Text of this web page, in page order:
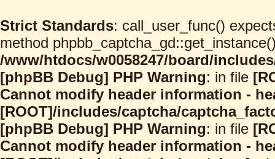
Strict Standards: call_user_func()
method
/www/htdocs/w0058247/board/
[phpBB Debug] PHP Warning: in file
Cannot modify header information -
[ROOT]/includes/captcha/
[phpBB Debug] PHP Warning: in file
Cannot modify header information -